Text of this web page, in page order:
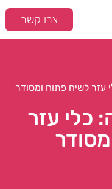
צרו קשר
עזר לשיח פתוח ומסודר
כלי עזר